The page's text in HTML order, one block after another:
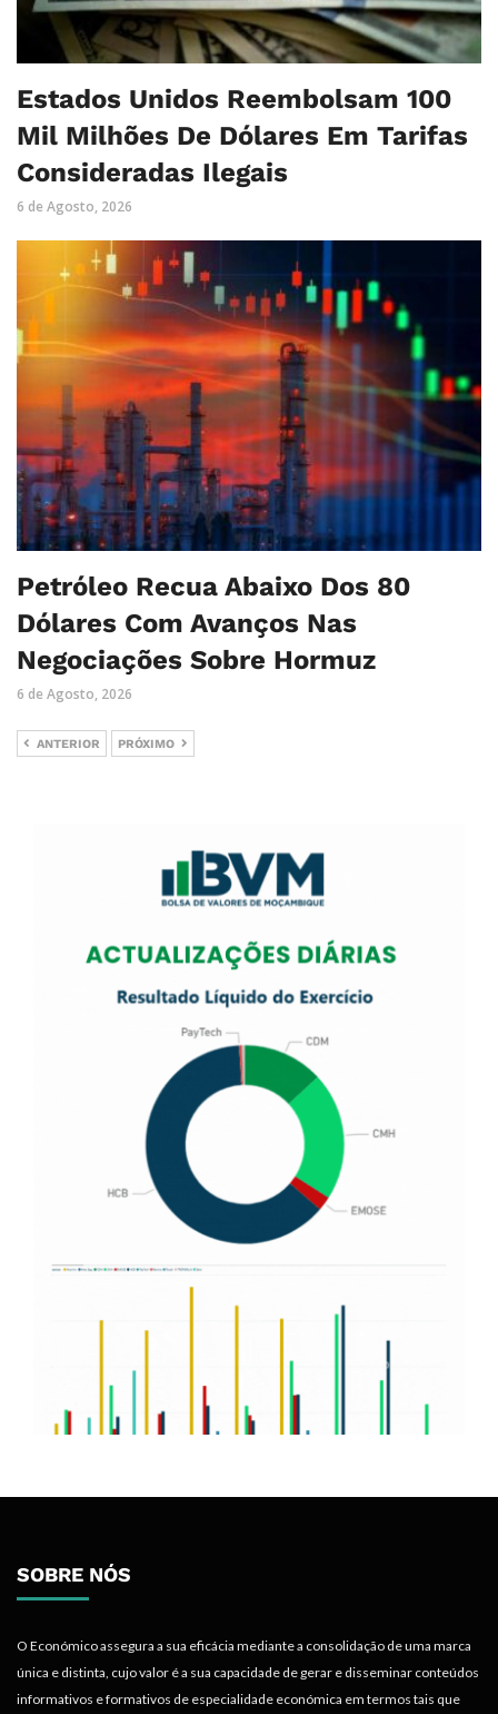
Estados Unidos Reembolsam 100
Mil Milhões De Dólares Em Tarifas
Consideradas Ilegais
6 de Agosto, 2026
Petróleo Recua Abaixo Dos 80
Dólares Com Avanços Nas
Negociações Sobre Hormuz
6 de Agosto, 2026
ANTERIOR PRÓXIMO
SOBRE NÓS
O Económico assegura a sua eficácia mediante a consolidação de uma marca
única e distinta, cujo valor é a sua capacidade de gerar e disseminar conteúdos
informativos e formativos de especialidade económica em termos tais que